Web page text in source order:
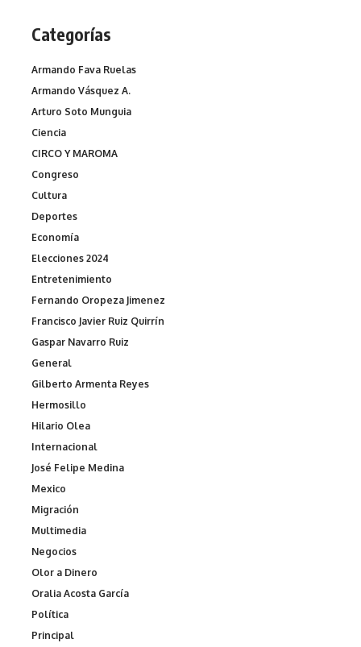
Categorías
Armando Fava Ruelas
Armando Vásquez A.
Arturo Soto Munguia
Ciencia
CIRCO Y MAROMA
Congreso
Cultura
Deportes
Economía
Elecciones 2024
Entretenimiento
Fernando Oropeza Jimenez
Francisco Javier Ruiz Quirrín
Gaspar Navarro Ruiz
General
Gilberto Armenta Reyes
Hermosillo
Hilario Olea
Internacional
José Felipe Medina
Mexico
Migración
Multimedia
Negocios
Olor a Dinero
Oralia Acosta García
Política
Principal